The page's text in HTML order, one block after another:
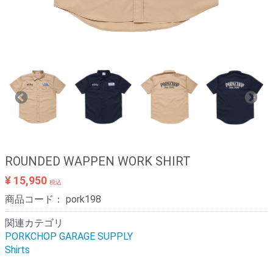
ROUNDED WAPPEN WORK SHIRT
¥ 15,950 税込
商品コード： pork198
関連カテゴリ
PORKCHOP GARAGE SUPPLY
Shirts